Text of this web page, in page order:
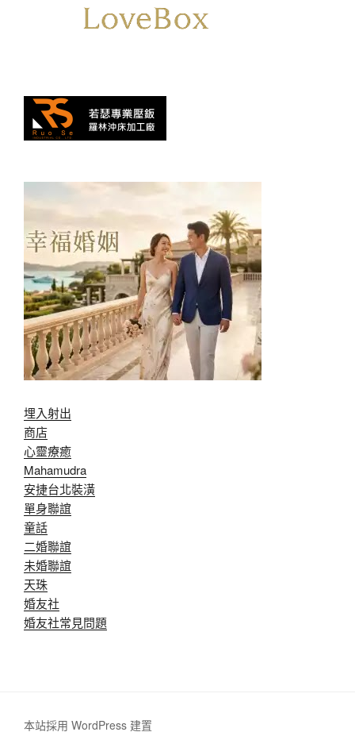
埋入射出
商店
心靈療癒
Mahamudra
安捷台北裝潢
單身聯誼
童話
二婚聯誼
未婚聯誼
天珠
婚友社
婚友社常見問題
本站採用 WordPress 建置